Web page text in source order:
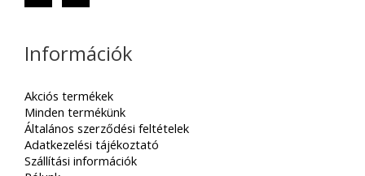
Információk
Akciós termékek
Minden termékünk
Általános szerződési feltételek
Adatkezelési tájékoztató
Szállítási információk